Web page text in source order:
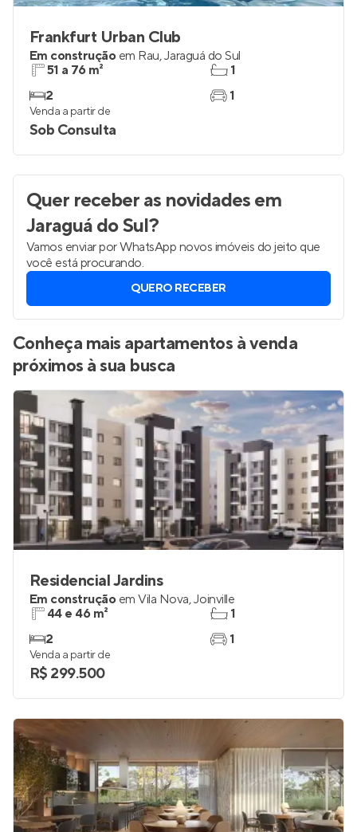
Frankfurt Urban Club
Em construção em Rau,Jaraguá do Sul
51 a 76 m²
2
1
1
Venda a partir de
Sob Consulta
Quer receber as novidadesem
Jaraguá do Sul?
Vamos enviar por WhatsApp novos imóveis do jeito que
você está procurando.
QUERO RECEBER
Conheça mais apartamentos à venda
próximos à sua busca
Residencial Jardins
Em construção em Vila Nova,Joinville
44 e 46 m²
2
1
1
Venda a partir de
R$ 299.500